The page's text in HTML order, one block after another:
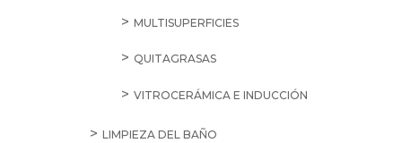
MULTISUPERFICIES
QUITAGRASAS
VITROCERÁMICA E INDUCCIÓN
LIMPIEZA DEL BAÑO